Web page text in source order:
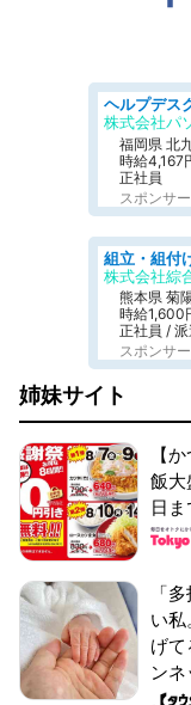
株式会社パ
福岡県 北
時給4,167
正社員
スポンサ
株式会社綜
熊本県 菊
時給1,600
正社員 /
スポンサ
姉妹サイト
【
飯大
日ま
「
い
げ
ンネ